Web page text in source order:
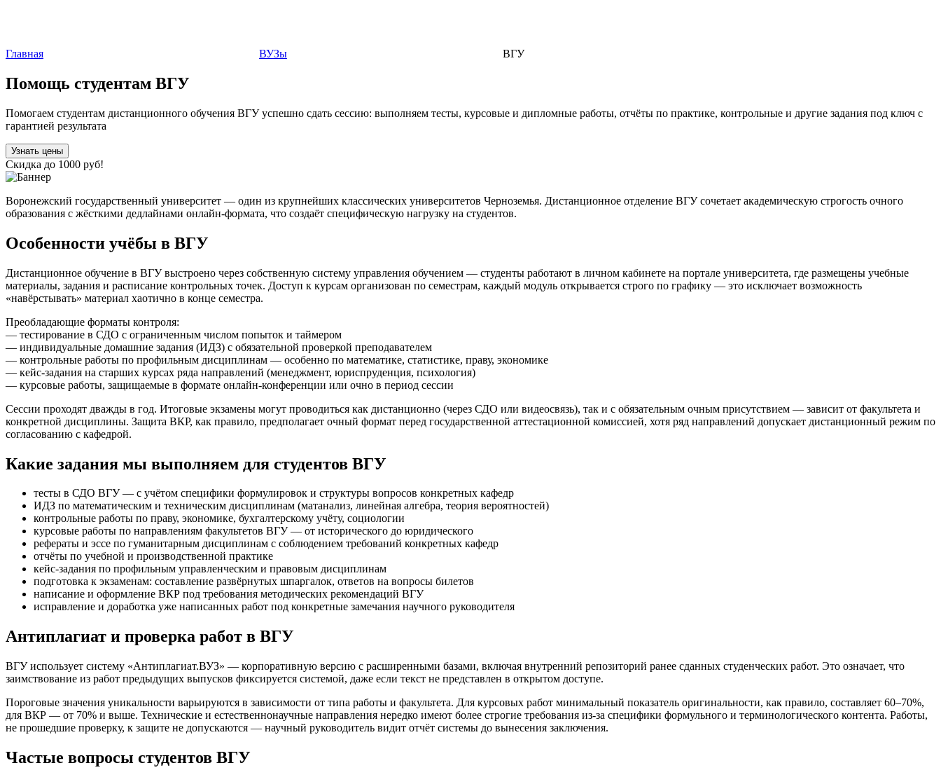
Главная ВУЗы ВГУ
Помощь студентам ВГУ
Помогаем студентам дистанционного обучения ВГУ успешно сдать сессию: выполняем тесты, курсовые и дипломные работы, отчёты по практике, контрольные и другие задания под ключ с
гарантией результата
Узнать цены
Скидка до 1000 руб!
Воронежский государственный университет — один из крупнейших классических университетов Черноземья. Дистанционное отделение ВГУ сочетает академическую строгость очного
образования с жёсткими дедлайнами онлайн-формата, что создаёт специфическую нагрузку на студентов.
Особенности учёбы в ВГУ
Дистанционное обучение в ВГУ выстроено через собственную систему управления обучением — студенты работают в личном кабинете на портале университета, где размещены учебные
материалы, задания и расписание контрольных точек. Доступ к курсам организован по семестрам, каждый модуль открывается строго по графику — это исключает возможность
«навёрстывать» материал хаотично в конце семестра.
Преобладающие форматы контроля:
— тестирование в СДО с ограниченным числом попыток и таймером
— индивидуальные домашние задания (ИДЗ) с обязательной проверкой преподавателем
— контрольные работы по профильным дисциплинам — особенно по математике, статистике, праву, экономике
— кейс-задания на старших курсах ряда направлений (менеджмент, юриспруденция, психология)
— курсовые работы, защищаемые в формате онлайн-конференции или очно в период сессии
Сессии проходят дважды в год. Итоговые экзамены могут проводиться как дистанционно (через СДО или видеосвязь), так и с обязательным очным присутствием — зависит от факультета и
конкретной дисциплины. Защита ВКР, как правило, предполагает очный формат перед государственной аттестационной комиссией, хотя ряд направлений допускает дистанционный режим по
согласованию с кафедрой.
Какие задания мы выполняем для студентов ВГУ
тесты в СДО ВГУ — с учётом специфики формулировок и структуры вопросов конкретных кафедр
ИДЗ по математическим и техническим дисциплинам (матанализ, линейная алгебра, теория вероятностей)
контрольные работы по праву, экономике, бухгалтерскому учёту, социологии
курсовые работы по направлениям факультетов ВГУ — от исторического до юридического
рефераты и эссе по гуманитарным дисциплинам с соблюдением требований конкретных кафедр
отчёты по учебной и производственной практике
кейс-задания по профильным управленческим и правовым дисциплинам
подготовка к экзаменам: составление развёрнутых шпаргалок, ответов на вопросы билетов
написание и оформление ВКР под требования методических рекомендаций ВГУ
исправление и доработка уже написанных работ под конкретные замечания научного руководителя
Антиплагиат и проверка работ в ВГУ
ВГУ использует систему «Антиплагиат.ВУЗ» — корпоративную версию с расширенными базами, включая внутренний репозиторий ранее сданных студенческих работ. Это означает, что
заимствование из работ предыдущих выпусков фиксируется системой, даже если текст не представлен в открытом доступе.
Пороговые значения уникальности варьируются в зависимости от типа работы и факультета. Для курсовых работ минимальный показатель оригинальности, как правило, составляет 60–70%,
для ВКР — от 70% и выше. Технические и естественнонаучные направления нередко имеют более строгие требования из-за специфики формульного и терминологического контента. Работы,
не прошедшие проверку, к защите не допускаются — научный руководитель видит отчёт системы до вынесения заключения.
Частые вопросы студентов ВГУ